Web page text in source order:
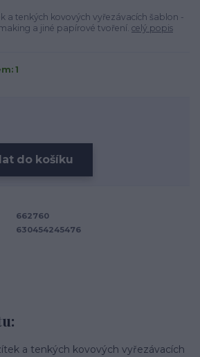
a tenkých kovových vyřezávacích šablon -
a jiné papírové tvoření. celý popis
1
do košíku
662760
630454245476
a tenkých kovových vyřezávacích